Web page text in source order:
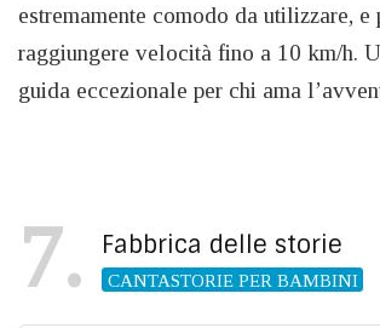
estremamente comodo da utilizzare, e
raggiungere velocità fino a 10 km/h.
guida eccezionale per chi ama
7 Fabbrica delle storie
CANTASTORIE PER BAMBINI